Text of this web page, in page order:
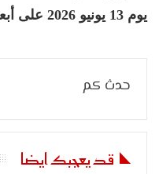
يوم 13 يونيو 2026 على أبعد تقدير.
حدث كم
قد يعجبك ايضا